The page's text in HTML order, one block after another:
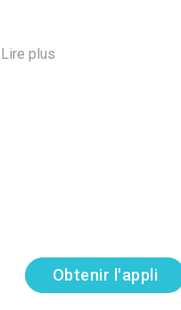
Lire plus
Obtenir l'appli